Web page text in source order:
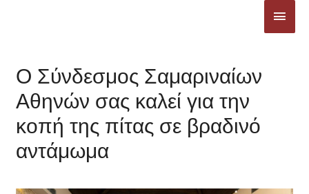
Ο Σύνδεσμος Σαμαριναίων
Αθηνών σας καλεί για την
κοπή της πίτας σε βραδινό
αντάμωμα